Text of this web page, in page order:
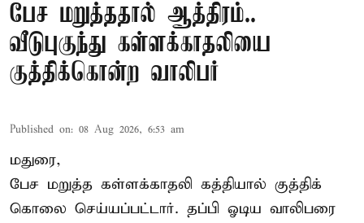
பேச மறுத்ததால் ஆத்திரம்..
வீடுபுகுந்து கள்ளக்காதலியை
குத்திக்கொன்ற வாலிபர்
Published on: 08 Aug 2026, 6:53 am
மதுரை,
பேச மறுத்த கள்ளக்காதலி கத்தியால் குத்திக்
கொலை செய்யப்பட்டார். தப்பி ஓடிய வாலிபரை